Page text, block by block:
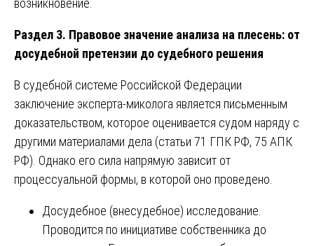
возникновение.
Раздел 3. Правовое значение анализа на плесень: от
досудебной претензии до судебного решения
В судебной системе Российской Федерации
заключение эксперта-миколога является письменным
доказательством, которое оценивается судом наряду с
другими материалами дела (статьи 71 ГПК РФ, 75 АПК
РФ). Однако его сила напрямую зависит от
процессуальной формы, в которой оно проведено.
Досудебное (внесудебное) исследование.
Проводится по инициативе собственника до